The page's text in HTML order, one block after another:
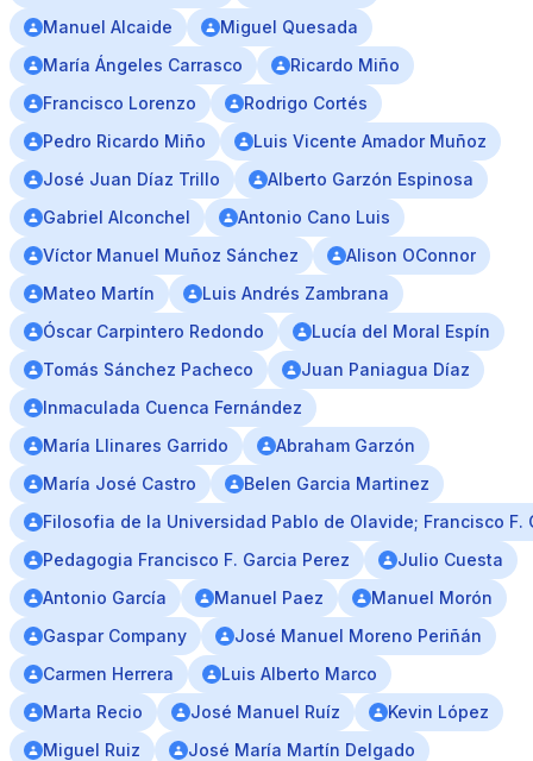
Manuel Alcaide
Miguel Quesada
María Ángeles Carrasco
Ricardo Miño
Francisco Lorenzo
Rodrigo Cortés
Pedro Ricardo Miño
Luis Vicente Amador Muñoz
José Juan Díaz Trillo
Alberto Garzón Espinosa
Gabriel Alconchel
Antonio Cano Luis
Víctor Manuel Muñoz Sánchez
Alison OConnor
Mateo Martín
Luis Andrés Zambrana
Óscar Carpintero Redondo
Lucía del Moral Espín
Tomás Sánchez Pacheco
Juan Paniagua Díaz
Inmaculada Cuenca Fernández
María Llinares Garrido
Abraham Garzón
María José Castro
Belen Garcia Martinez
Filosofia de la Universidad Pablo de Olavide; Francisco F.
Pedagogia Francisco F. Garcia Perez
Julio Cuesta
Antonio García
Manuel Paez
Manuel Morón
Gaspar Company
José Manuel Moreno Periñán
Carmen Herrera
Luis Alberto Marco
Marta Recio
José Manuel Ruíz
Kevin López
Miguel Ruiz
José María Martín Delgado